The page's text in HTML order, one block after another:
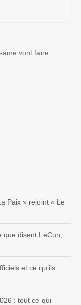
vont faire
Paix » rejoint « Le
que disent LeCun,
et ce qu’ils
: tout ce qui